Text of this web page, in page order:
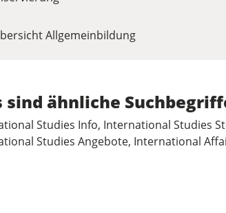
Allgemeinbildung
sind ähnliche
Studies Info, International Studies
Studies Angebote, International